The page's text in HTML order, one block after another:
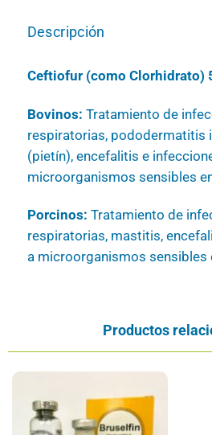
Descripción
Ceftiofur (como Clorhidrato)
Bovinos: Tratamiento de
respiratorias, pododermatitis
(pietín), encefalitis e
microorganismos sensibles
Porcinos: Tratamiento de
respiratorias, mastitis,
a microorganismos sensibles
Productos